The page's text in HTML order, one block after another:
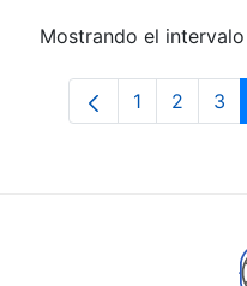
Mostrando el
Página
1 Página
2 3